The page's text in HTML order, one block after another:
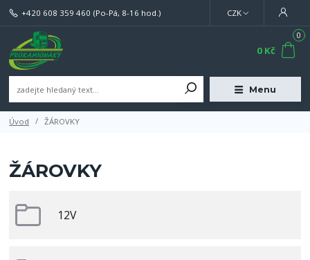
Menu
CZK
+420 608 359 460 (Po-Pá, 8-16 hod.)
0
0 Kč
Úvod ŽÁROVKY
ŽÁROVKY
12V